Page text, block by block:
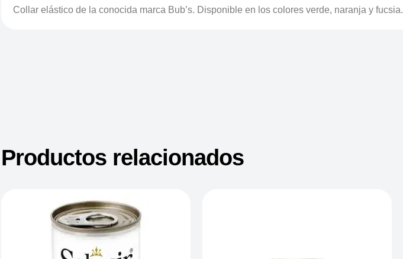
Collar elástico de la conocida marca Bub’s. Disponible en los colores verde, naranja y fucsia.
Productos relacionados